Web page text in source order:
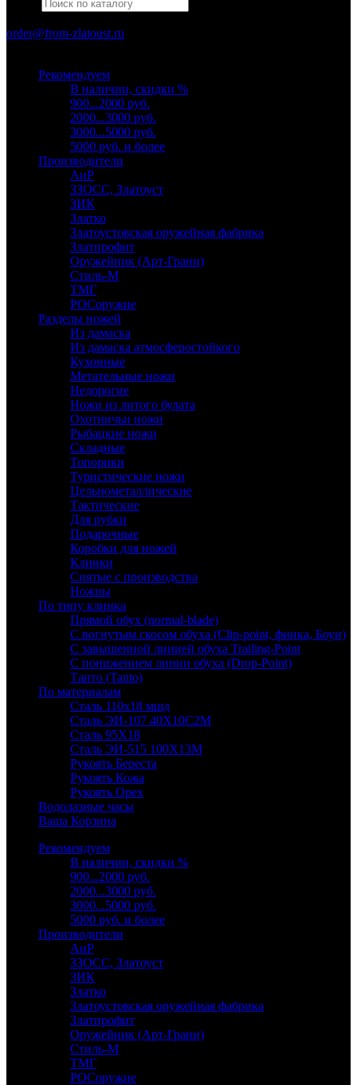
order@from-zlatoust.ru
Рекомендуем
В наличии, скидки %
900...2000 руб.
2000...3000 руб.
3000...5000 руб.
5000 руб. и более
Производители
АиР
ЗЗОСС, Златоуст
ЗИК
Златко
Златоустовская оружейная фабрика
Златпрофит
Оружейник (Арт-Грани)
Стиль-М
ТМГ
РОСоружие
Разделы ножей
Из дамаска
Из дамаска атмосферостойкого
Кухонные
Метательные ножи
Недорогие
Ножи из литого булата
Охотничьи ножи
Рыбацкие ножи
Складные
Топорики
Туристические ножи
Цельнометаллические
Тактические
Для рубки
Подарочные
Коробки для ножей
Клинки
Снятые с производства
Ножны
По типу клинка
Прямой обух (normal-blade)
С вогнутым скосом обуха (Clip-point, финка, Боуи)
С завышенной линией обуха Trailing-Point
С понижением линии обуха (Drop-Point)
Танто (Tanto)
По материалам
Сталь 110х18 мшд
Сталь ЭИ-107 40Х10С2М
Сталь 95Х18
Сталь ЭИ-515 100Х13М
Рукоять Береста
Рукоять Кожа
Рукоять Орех
Водолазные часы
Ваша Корзина
Рекомендуем
В наличии, скидки %
900...2000 руб.
2000...3000 руб.
3000...5000 руб.
5000 руб. и более
Производители
АиР
ЗЗОСС, Златоуст
ЗИК
Златко
Златоустовская оружейная фабрика
Златпрофит
Оружейник (Арт-Грани)
Стиль-М
ТМГ
РОСоружие